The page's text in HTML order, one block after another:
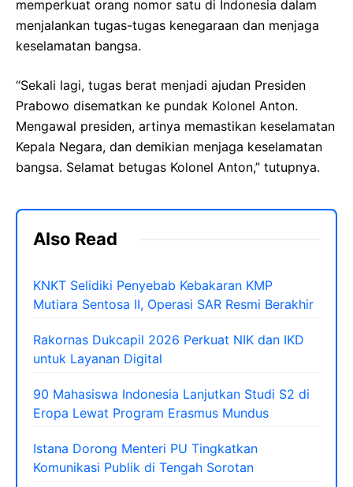
memperkuat orang nomor satu di Indonesia dalam
menjalankan tugas-tugas kenegaraan dan menjaga
keselamatan bangsa.
“Sekali lagi, tugas berat menjadi ajudan Presiden
Prabowo disematkan ke pundak Kolonel Anton.
Mengawal presiden, artinya memastikan keselamatan
Kepala Negara, dan demikian menjaga keselamatan
bangsa. Selamat betugas Kolonel Anton,” tutupnya.
Also Read
KNKT Selidiki Penyebab Kebakaran KMP
Mutiara Sentosa II, Operasi SAR Resmi Berakhir
Rakornas Dukcapil 2026 Perkuat NIK dan IKD
untuk Layanan Digital
90 Mahasiswa Indonesia Lanjutkan Studi S2 di
Eropa Lewat Program Erasmus Mundus
Istana Dorong Menteri PU Tingkatkan
Komunikasi Publik di Tengah Sorotan